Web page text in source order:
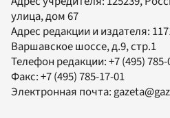
улица, дом 67
Адрес редакции и издателя:
Варшавское шоссе, д.9, стр.1
Телефон редакции:+7 (495)
Факс:+7 (495) 785-17-01
Электронная почта: